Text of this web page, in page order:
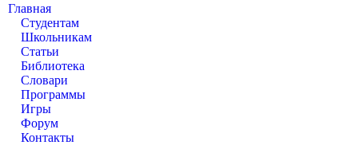
Главная
Студентам
Школьникам
Статьи
Библиотека
Словари
Программы
Игры
Форум
Контакты